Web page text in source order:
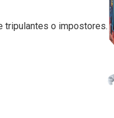
tripulantes o impostores.